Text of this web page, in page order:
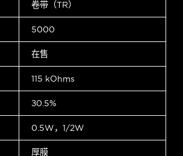
卷带（TR）
5000
在售
115 kOhms
±0.5%
0.5W，1/2W
厚膜